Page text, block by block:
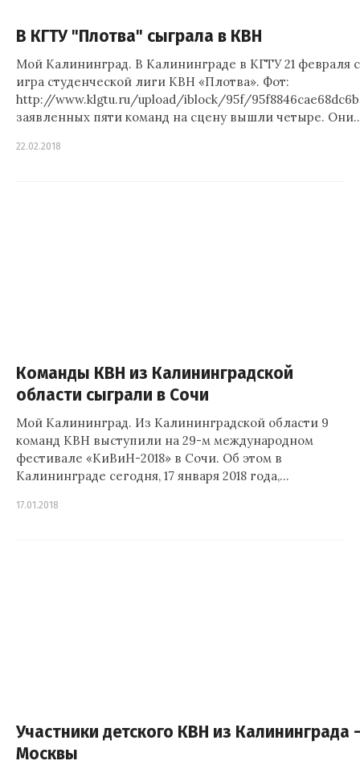
В КГТУ "Плотва" сыграла в КВН
Мой Калининград. В Калининграде в КГТУ 21 февраля
игра студенческой лиги КВН «Плотва». Фот:
http://www.klgtu.ru/upload/iblock/95f/
заявленных пяти команд на сцену вышли четыре.
22.02.2018
Команды КВН из Калининградской
области сыграли в Сочи
Мой Калининград. Из Калининградской области 9
команд КВН выступили на 29-м международном
фестивале «КиВиН-2018» в Сочи. Об этом в
Калининграде сегодня, 17 января 2018 года,…
17.01.2018
Участники детского КВН из
Москвы